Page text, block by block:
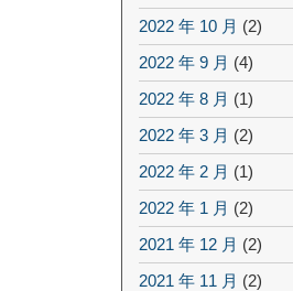
2022 年 10 月 (2)
2022 年 9 月 (4)
2022 年 8 月 (1)
2022 年 3 月 (2)
2022 年 2 月 (1)
2022 年 1 月 (2)
2021 年 12 月 (2)
2021 年 11 月 (2)